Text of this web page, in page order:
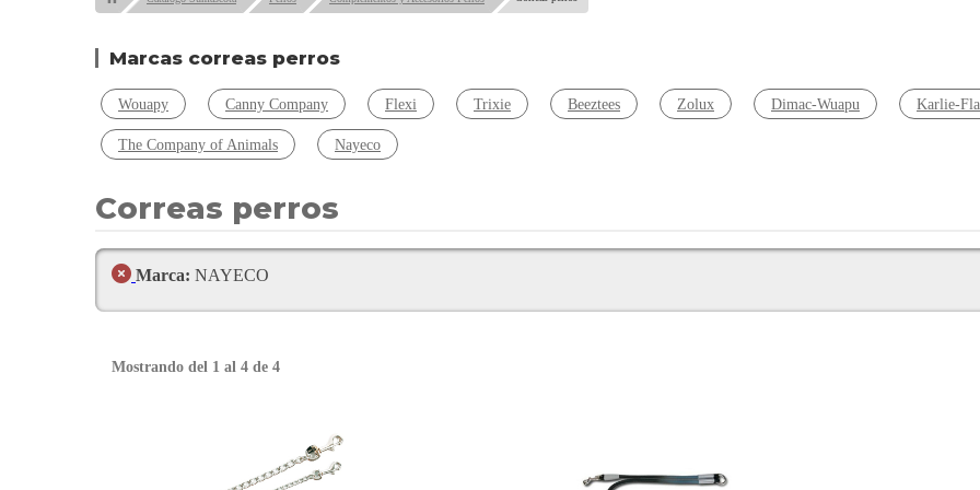
Marcas correas perros
Wouapy Canny Company Flexi Trixie Beeztees Zolux Dimac-Wuapu Karlie-
The Company of Animals Nayeco
Correas perros
Marca: NAYECO
Mostrando del 1 al 4 de 4